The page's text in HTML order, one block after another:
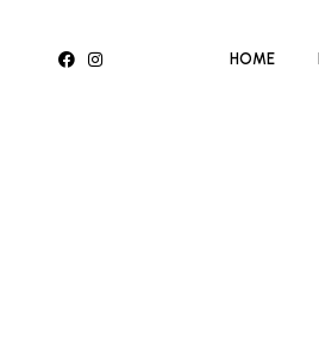
HOME